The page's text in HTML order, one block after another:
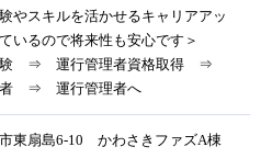
やスキルを活かせるキャリアアッ
いるので将来性も安心です＞
験 ⇒ 運行管理者資格取得 ⇒
者 ⇒ 運行管理者へ
東扇島6-10 かわさきファズA棟